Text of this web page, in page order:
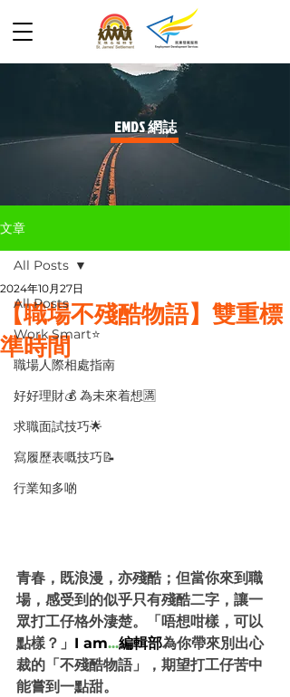
​EMDS 網誌
文章
All Posts
Work Smart⭐️
職場人際相處指南
好好理財💰 為未來着想🈵
求職面試技巧🌟
寫履歷表嘅技巧📝
行業知多啲
All Posts
【職場不殘酷物語】雙重標
準時間
2024年10月27日
青春，既浪漫，亦殘酷；但當你來到職
場，感受到的似乎只有殘酷二字，讓一
眾打工仔格外淒楚。「唔想咁樣，可以
點樣？」 I am...編輯部為你帶來別出心
裁的「不殘酷物語」，期望打工仔苦中
能嘗到一點甜。